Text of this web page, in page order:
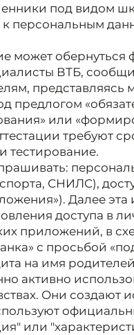
под видом
к персональным
может
ВТБ,
представляясь
предлогом
или
требуют
тестирование.
СНИЛС),
Далее
доступа в
приложений, в
с просьбой
на имя
активно
Они создают
или